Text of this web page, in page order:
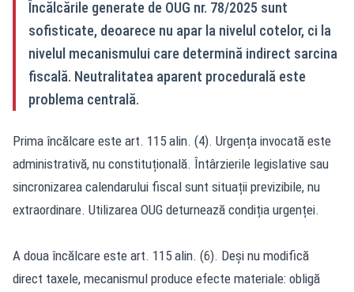
Încălcările generate de OUG nr. 78/2025 sunt
sofisticate, deoarece nu apar la nivelul cotelor, ci la
nivelul mecanismului care determină indirect sarcina
fiscală. Neutralitatea aparent procedurală este
problema centrală.
Prima încălcare este art. 115 alin. (4). Urgența invocată este
administrativă, nu constituțională. Întârzierile legislative sau
sincronizarea calendarului fiscal sunt situații previzibile, nu
extraordinare. Utilizarea OUG deturnează condiția urgenței.
A doua încălcare este art. 115 alin. (6). Deși nu modifică
direct taxele, mecanismul produce efecte materiale: obligă